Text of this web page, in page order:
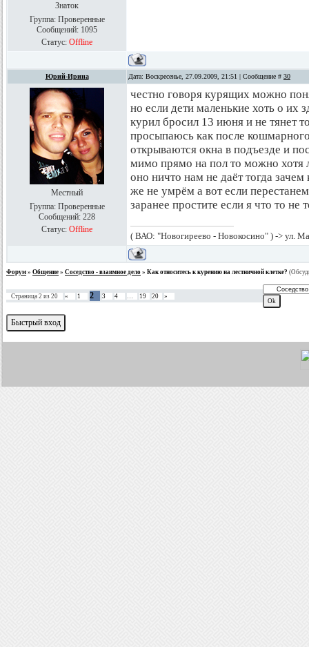
Знаток
Группа: Проверенные
Сообщений: 1095
Статус: Offline
Юрий-Ирина Дата: Воскресенье, 27.09.2009, 21:51 | Сообщение # 30
Местный
Группа: Проверенные
Сообщений: 228
Статус: Offline
честно говоря курящих можно
но если дети маленькие хоть о их
курил бросил 13 июня и не тянет
просыпаюсь как после
открываются окна в подъезде и
мимо прямо на пол то можно хотя
оно ничто нам не даёт тогда
же не умрём а вот если
заранее простите если я что то не
( ВАО: "Новогиреево - Новокосино" ) -> ул.
Форум » Общение » Соседство - взаимное дело » Как относитесь к курению на лестничной клетке?
Страница 2 из 20 « 1 2 3 4 … 19 20 »